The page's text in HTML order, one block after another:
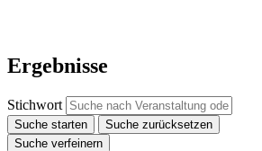
Ergebnisse
Stichwort
Suche starten
Suche zurücksetzen
Suche verfeinern